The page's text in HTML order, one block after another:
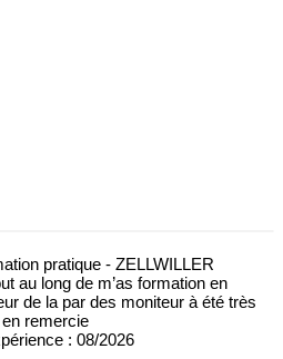
pratique - ZELLWILLER
au long de m’as formation en
de la par des moniteur à été très
remercie
: 08/2026